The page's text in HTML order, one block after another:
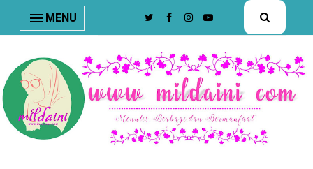
nav#menunav { border-bottom: 1px solid #e8e8e8; }
MENU